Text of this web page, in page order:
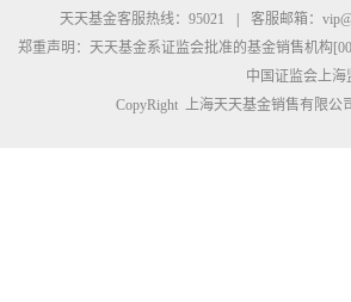
天天基金客服热线：95021
客服邮箱：
郑重声明： 天天基金系证监会批准的基金销售机构
中国证监会上
CopyRight 上海天天基金销售有限